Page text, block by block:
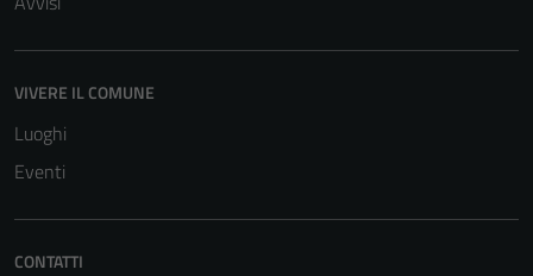
VIVERE IL COMUNE
Luoghi
Eventi
CONTATTI
del sito e non